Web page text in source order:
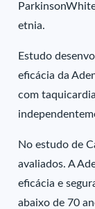
etnia.
Estudo
eficácia da
com
No estudo de
avaliados. A
eficácia e
abaixo de 70